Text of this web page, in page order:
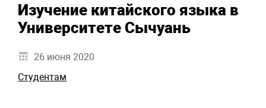
Изучение китайского языка в
Университете Сычуань
26 июня 2020
Студентам